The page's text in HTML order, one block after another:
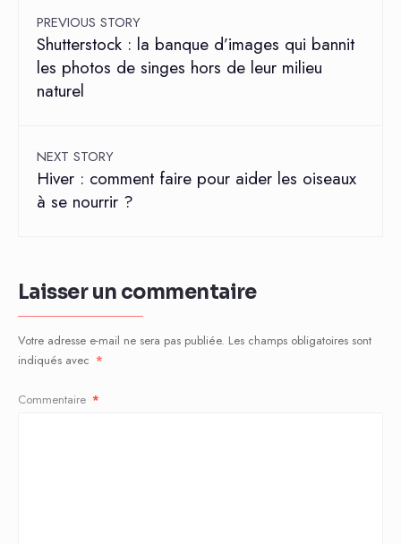
PREVIOUS STORY
Shutterstock : la banque d’images qui bannit
les photos de singes hors de leur milieu
naturel
NEXT STORY
Hiver : comment faire pour aider les oiseaux
à se nourrir ?
Laisser un commentaire
Votre adresse e-mail ne sera pas publiée. Les champs obligatoires sont
indiqués avec *
Commentaire *